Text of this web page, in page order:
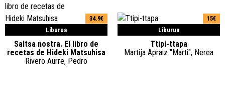
Liburua
34.9€
Saltsa nostra. El libro de
recetas de Hideki Matsuhisa
Rivero Aurre, Pedro
Liburua
15€
Ttipi-ttapa
Martija Apraiz "Marti", Nerea